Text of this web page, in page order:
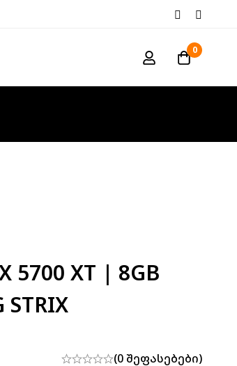
0
5700 XT | 8GB
STRIX
(0 შეფასებები)